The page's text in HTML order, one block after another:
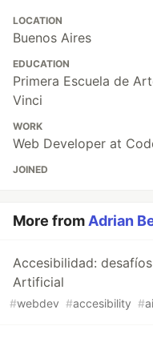
LOCATION
Buenos Aires
EDUCATION
Primera Escuela de
Vinci
WORK
Web Developer at
JOINED
More from Adrian
Accesibilidad:
Artificial
#webdev #accesibility #ai